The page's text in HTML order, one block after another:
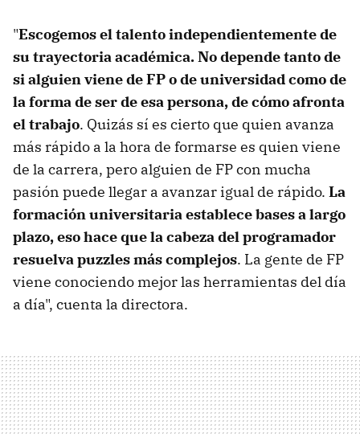
"Escogemos el talento independientemente de
su trayectoria académica. No depende tanto de
si alguien viene de FP o de universidad como de
la forma de ser de esa persona, de cómo afronta
el trabajo. Quizás sí es cierto que quien avanza
más rápido a la hora de formarse es quien viene
de la carrera, pero alguien de FP con mucha
pasión puede llegar a avanzar igual de rápido. La
formación universitaria establece bases a largo
plazo, eso hace que la cabeza del programador
resuelva puzzles más complejos. La gente de FP
viene conociendo mejor las herramientas del día
a día", cuenta la directora.